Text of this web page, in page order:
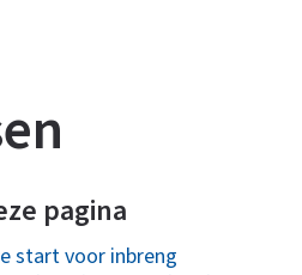
pagina
start voor inbreng